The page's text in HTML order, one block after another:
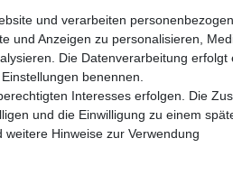
und verarbeiten
und Anzeigen zu personalisieren,
Die Datenverarbeitung erfolgt
benennen.
Interesses erfolgen. Die
und die Einwilligung zu einem
weitere Hinweise zur Verwendung